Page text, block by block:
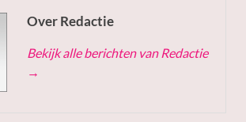
Over Redactie
Bekijk alle berichten van Redactie
→